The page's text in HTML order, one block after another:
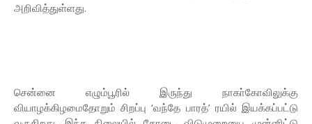
அறிவித்துள்ளது.
சென்னை எழும்பூரில் இருந்து நாகா்கோவிலுக்கு
வியாழக்கிழமைதோறும் சிறப்பு ‘வந்தே பாரத்’ ரயில் இயக்கப்பட்டு